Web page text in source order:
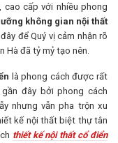
, cao cấp với nhiều phong
không gian nội thất
để Quý vị cảm nhận rõ
đã tỷ mỷ tạo nên.
là phong cách được rất
đây bởi phong cách
nhưng vẫn pha trộn xu
kế nội thất biệt thự tân
thiết kế nội thất cổ điển